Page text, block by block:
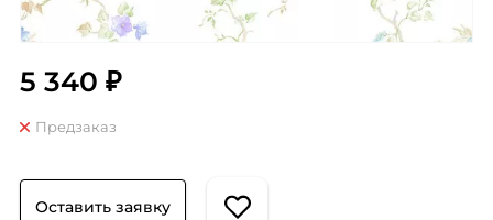
5 340 ₽
Предзаказ
Оставить заявку